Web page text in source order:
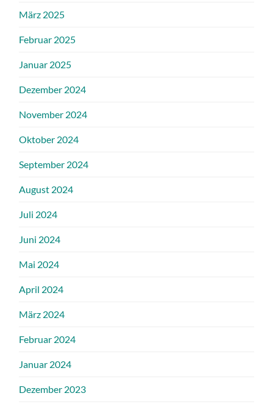
März 2025
Februar 2025
Januar 2025
Dezember 2024
November 2024
Oktober 2024
September 2024
August 2024
Juli 2024
Juni 2024
Mai 2024
April 2024
März 2024
Februar 2024
Januar 2024
Dezember 2023